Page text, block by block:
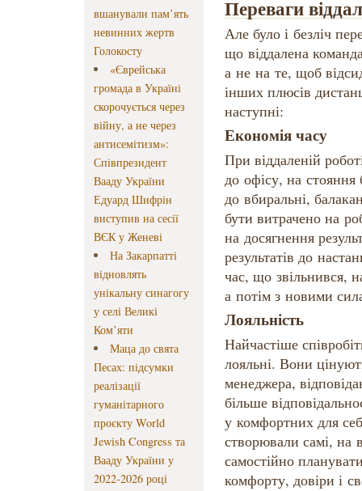
вшанували пам’ять
невинних жертв
Голокосту
«Єврейська
громада в Україні
скорочується через
війну, а не через
антисемітизм»:
Співпрезидент
Вааду України
Едуард Шифрін
виступив на сесії
ВЄК у Женеві
На Закарпатті
відновлять
унікальну синагогу
у селі Великі
Ком’яти
Маца до свята
Песах: підсумки
реалізації
гуманітарного
проєкту World
Jewish Congress та
Вааду України у
2022-2026 році
Переваги
Але було і безліч
що віддалена
а не на те, щоб
інших плюсів
наступні:
Економія часу
При віддаленій
до офісу, на
до вбиральні,
бути витрачено на
на досягнення
результатів до
час, що звільнився,
а потім з новими
Лояльність
Найчастіше
лояльні. Вони
менеджера,
більше
у комфортних для
створювали самі,
самостійно
комфорту, довіри і